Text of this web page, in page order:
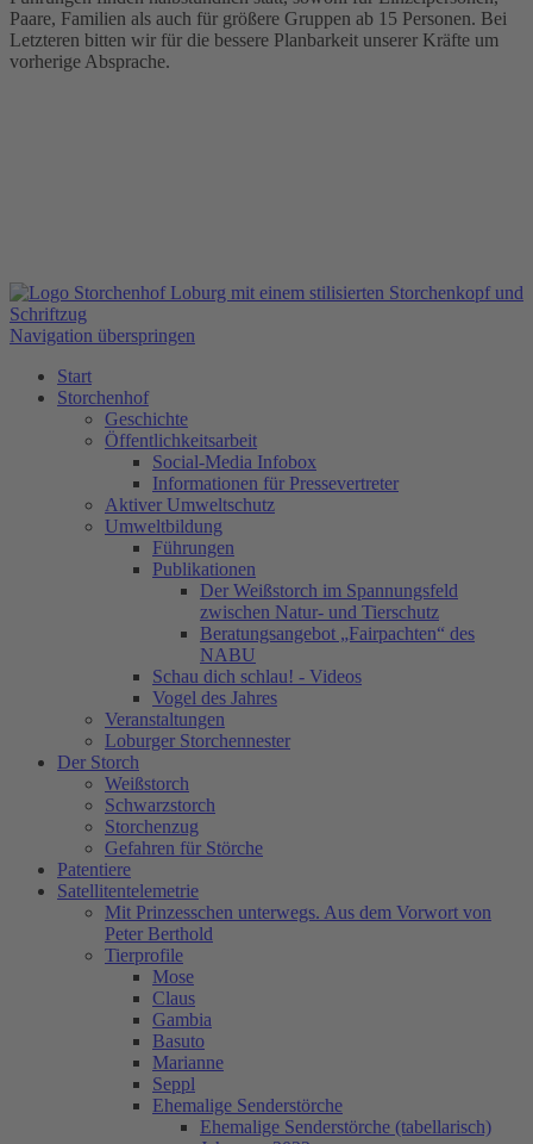
Paare, Familien als auch für größere Gruppen ab 15 Personen. Bei
Letzteren bitten wir für die bessere Planbarkeit unserer Kräfte um
vorherige Absprache.
Navigation überspringen
Start
Storchenhof
Geschichte
Öffentlichkeitsarbeit
Social-Media Infobox
Informationen für Pressevertreter
Aktiver Umweltschutz
Umweltbildung
Führungen
Publikationen
Der Weißstorch im Spannungsfeld
zwischen Natur- und Tierschutz
Beratungsangebot „Fairpachten“ des
NABU
Schau dich schlau! - Videos
Vogel des Jahres
Veranstaltungen
Loburger Storchennester
Der Storch
Weißstorch
Schwarzstorch
Storchenzug
Gefahren für Störche
Patentiere
Satellitentelemetrie
Mit Prinzesschen unterwegs. Aus dem Vorwort von
Peter Berthold
Tierprofile
Mose
Claus
Gambia
Basuto
Marianne
Seppl
Ehemalige Senderstörche
Ehemalige Senderstörche (tabellarisch)